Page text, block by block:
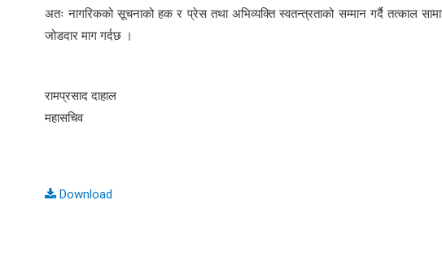
अतः नागरिकको सूचनाको हक र प्रेस तथा अभिव्यक्ति स्वतन्त्रताको सम्मान गर्दै तत्काल
जोडदार माग गर्दछ ।
रामप्रसाद दाहाल
महासचिव
Download